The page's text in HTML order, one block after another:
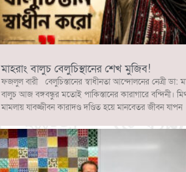
মাহরাং বালুচ বেলুচিস্থানের শেখ মুজিব!
ফজলুল বারী বেলুচিস্তানের স্বাধীনতা আন্দোলনের নেত্রী ডা:
বালুচ আজ বঙ্গবন্ধুর মতোই পাকিস্তানের কারাগারে বন্দিনী।
মামলায় যাবজ্জীবন কারাদণ্ড দণ্ডিত হয়ে মানবেতর জীবন যাপন